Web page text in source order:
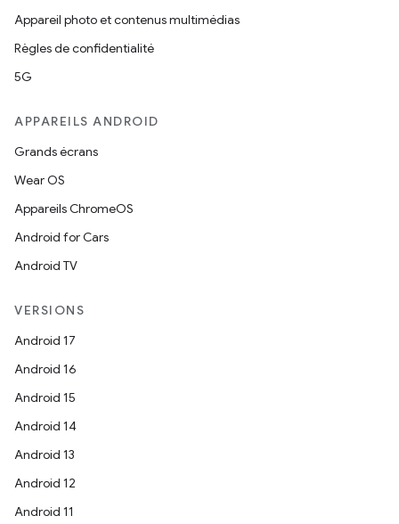
Appareil photo et contenus multimédias
Règles de confidentialité
5G
APPAREILS ANDROID
Grands écrans
Wear OS
Appareils ChromeOS
Android for Cars
Android TV
VERSIONS
Android 17
Android 16
Android 15
Android 14
Android 13
Android 12
Android 11